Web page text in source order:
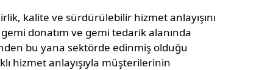
kalite ve sürdürülebilir hizmet anlayışını
donatım ve gemi tedarik alanında
bu yana sektörde edinmiş olduğu
hizmet anlayışıyla müşterilerinin